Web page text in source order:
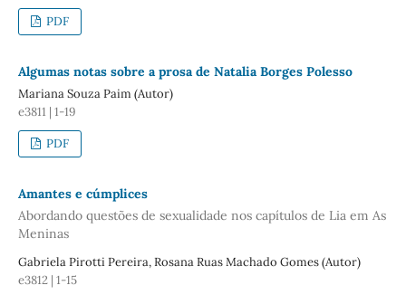
PDF
Algumas notas sobre a prosa de Natalia Borges Polesso
Mariana Souza Paim (Autor)
e3811 | 1-19
PDF
Amantes e cúmplices
Abordando questões de sexualidade nos capítulos de Lia em As
Meninas
Gabriela Pirotti Pereira, Rosana Ruas Machado Gomes (Autor)
e3812 | 1-15